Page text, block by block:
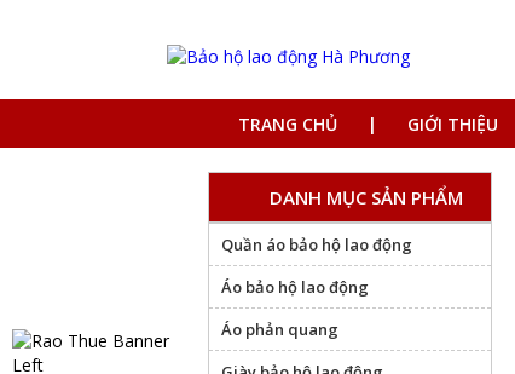
TRANG CHỦ GIỚI THIỆU
DANH MỤC SẢN PHẨM
Quần áo bảo hộ lao động
Áo bảo hộ lao động
Áo phản quang